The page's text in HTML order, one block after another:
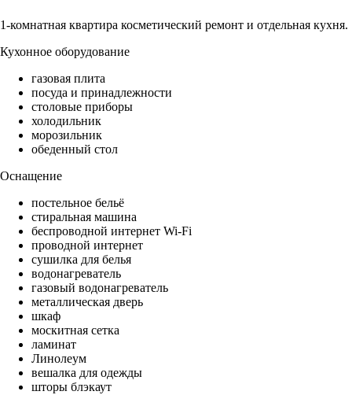
1-комнатная квартира косметический ремонт и отдельная кухня.
Кухонное оборудование
газовая плита
посуда и принадлежности
столовые приборы
холодильник
морозильник
обеденный стол
Оснащение
постельное бельё
стиральная машина
беспроводной интернет Wi-Fi
проводной интернет
сушилка для белья
водонагреватель
газовый водонагреватель
металлическая дверь
шкаф
москитная сетка
ламинат
Линолеум
вешалка для одежды
шторы блэкаут